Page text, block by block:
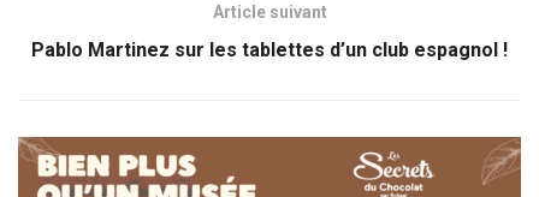
Article suivant
Pablo Martinez sur les tablettes d’un club espagnol !